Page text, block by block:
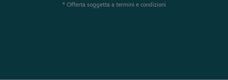
* Offerta soggetta a termini e condizioni